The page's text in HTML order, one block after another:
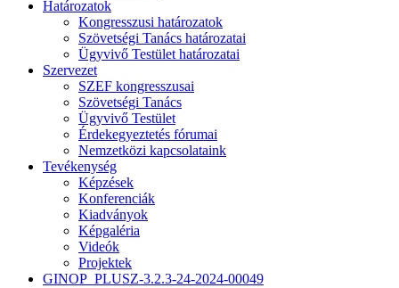
Határozatok
Kongresszusi határozatok
Szövetségi Tanács határozatai
Ügyvivő Testület határozatai
Szervezet
SZEF kongresszusai
Szövetségi Tanács
Ügyvivő Testület
Érdekegyeztetés fórumai
Nemzetközi kapcsolataink
Tevékenység
Képzések
Konferenciák
Kiadványok
Képgaléria
Videók
Projektek
GINOP_PLUSZ-3.2.3-24-2024-00049